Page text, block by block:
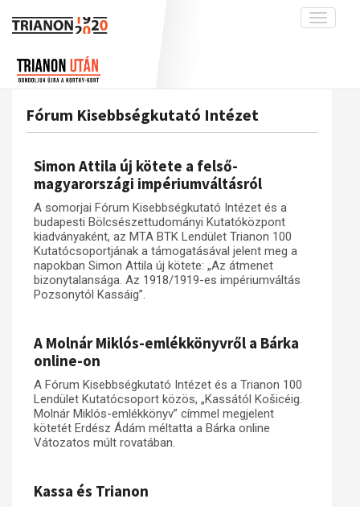
Toggle
interpretációk
A békerendszer megszilárdulása
Munkatársaink
Blog
Galéria
Adatbázis
Emlékművek (feltöltés alatt)
Menekültek
Visszhang
Publikációk
Kapcsolat
Trianon-kommentár
Műhelymunkák
Fórum Kisebbségkutató Intézet
Simon Attila új kötete a felső-
magyarországi impériumváltásról
A somorjai Fórum Kisebbségkutató Intézet és a
budapesti Bölcsészettudományi Kutatóközpont
kiadványaként, az MTA BTK Lendület Trianon 100
Kutatócsoportjának a támogatásával jelent meg a
napokban Simon Attila új kötete: „Az átmenet
bizonytalansága. Az 1918/1919-es impériumváltás
Pozsonytól Kassáig”.
A Molnár Miklós-emlékkönyvről a Bárka
online-on
A Fórum Kisebbségkutató Intézet és a Trianon 100
Lendület Kutatócsoport közös, „Kassától Košicéig.
Molnár Miklós-emlékkönyv” címmel megjelent
kötetét Erdész Ádám méltatta a Bárka online
Vátozatos múlt rovatában.
Kassa és Trianon